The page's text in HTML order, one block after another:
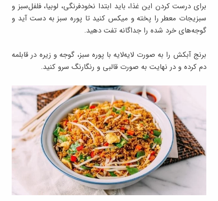
برای درست کردن این غذا، باید ابتدا نخودفرنگی، لوبیا، فلفل‌سبز و
سبزیجات معطر را پخته و میکس کنید تا پوره سبز به دست آید و
گوجه‌های خرد شده را جداگانه تفت دهید.
برنج آبکش را به صورت لایه‌لایه با پوره سبز، گوجه و زیره در قابلمه
دم کرده و در نهایت به صورت قالبی و رنگارنگ سرو کنید.